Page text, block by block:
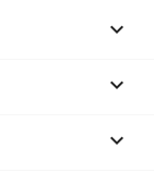


